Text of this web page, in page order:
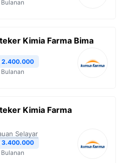
Bulanan
Kimia Farma Bima
2.400.000
Bulanan
Kimia Farma
Selayar
3.400.000
Bulanan